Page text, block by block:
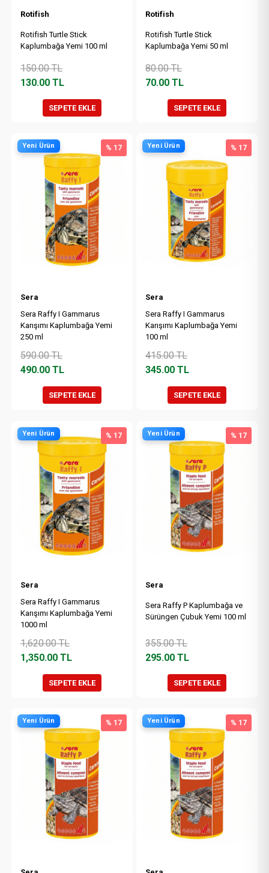
Rotifish
Rotifish Turtle Stick
Kaplumbağa Yemi 100 ml
150.00TL
130.00TL
SEPETE EKLE
Rotifish
Rotifish Turtle Stick
Kaplumbağa Yemi 50 ml
80.00TL
70.00 TL
SEPETE EKLE
Yeni Ürün
Sera
Sera Raffy I Gammarus
Karışımı Kaplumbağa Yemi
250 ml
590.00TL
490.00TL
% 17
SEPETE EKLE
Yeni Ürün
Sera
Sera Raffy I Gammarus
Karışımı Kaplumbağa Yemi
100 ml
415.00TL
345.00 TL
% 17
SEPETE EKLE
Yeni Ürün
Sera
Sera Raffy I Gammarus
Karışımı Kaplumbağa Yemi
1000 ml
1,620.00TL
1,350.00TL
% 17
SEPETE EKLE
Yeni Ürün
Sera
Sera Raffy P Kaplumbağa ve
Sürüngen Çubuk Yemi 100 ml
355.00TL
295.00 TL
% 17
SEPETE EKLE
Yeni Ürün % 17 Yeni Ürün % 17